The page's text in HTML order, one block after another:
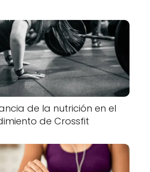
de la nutrición en el
de Crossfit